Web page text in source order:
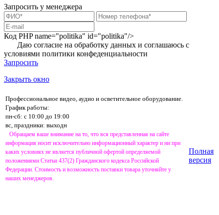
Запросить у менеджера
Код PHPname="politika" id="politika"/>
Даю согласие на обработку данных и соглашаюсь с
условиями политики конфеденциальности
Запросить
Закрыть окно
Профессиональное видео, аудио и осветительное оборудование.
График работы:
пн-сб: с 10:00 до 19:00
вс, праздники: выходн
Обращаем ваше внимание на то, что вся представленная на сайте
информация носит исключительно информационный характер и ни при
каких условиях не является публичной офертой определяемой
положениями Статьи 437(2) Гражданского кодекса Российской
Федерации. Стоимость и возможность поставки товара уточняйте у
наших менеджеров.
Полная
версия